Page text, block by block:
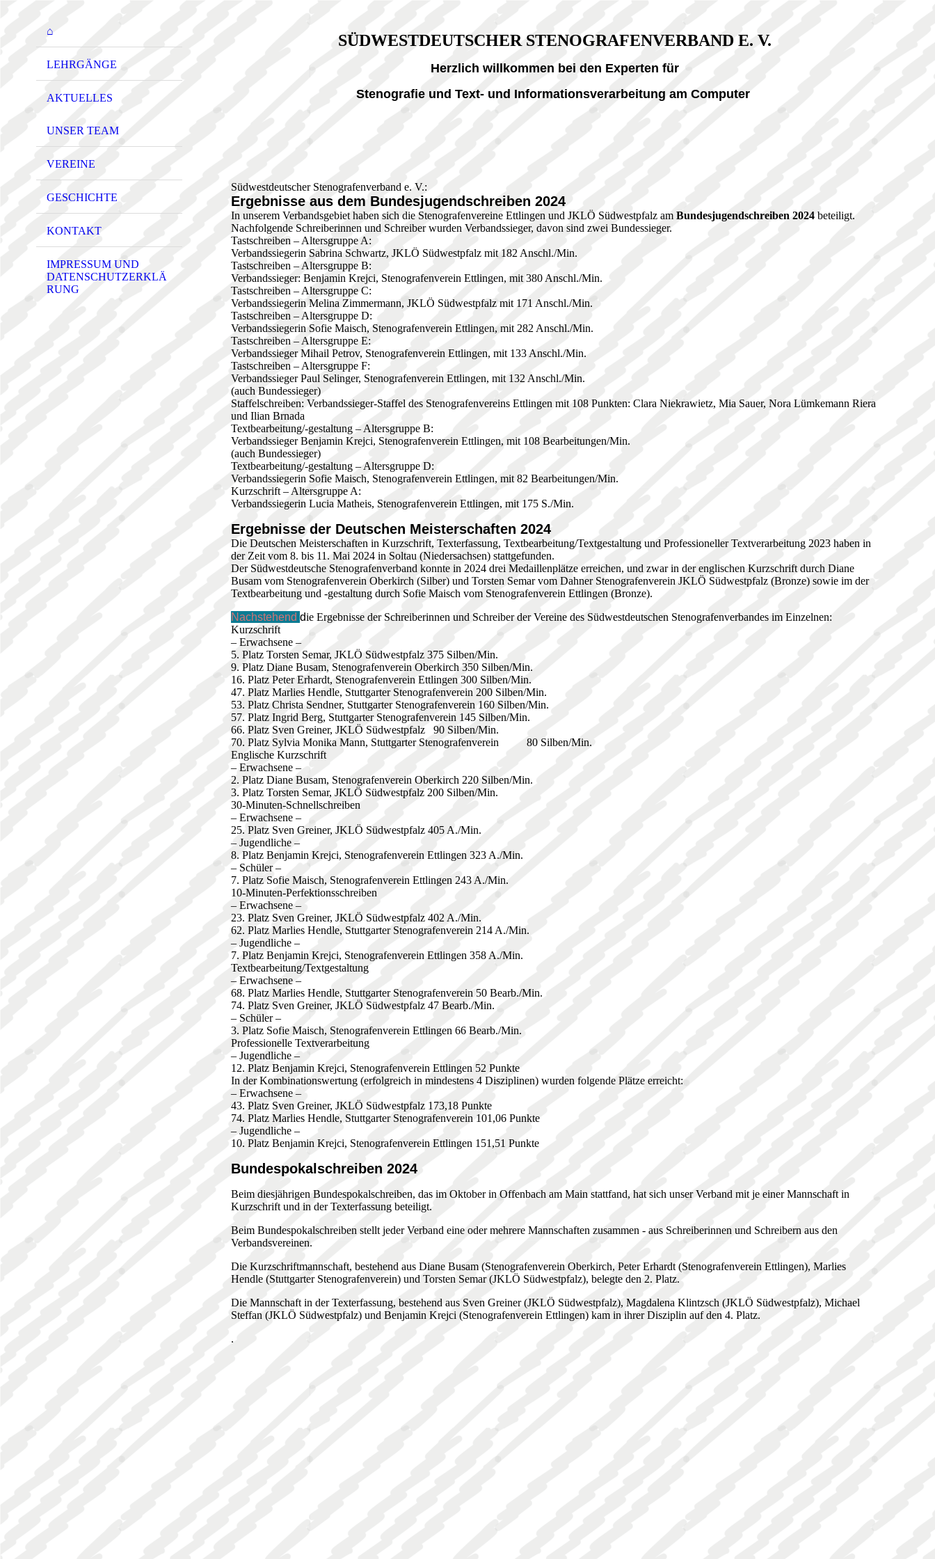
⌂
LEHRGÄNGE
AKTUELLES
UNSER TEAM
VEREINE
GESCHICHTE
KONTAKT
IMPRESSUM UND
DATENSCHUTZERKLÄ
RUNG
SÜDWESTDEUTSCHER STENOGRAFENVERBAND E. V.
Herzlich willkommen bei den Experten für
Stenografie und Text- und Informationsverarbeitung am Computer
Südwestdeutscher Stenografenverband e. V.:
Ergebnisse aus dem Bundesjugendschreiben 2024
In unserem Verbandsgebiet haben sich die Stenografenvereine Ettlingen und JKLÖ Südwestpfalz am Bundesjugendschreiben 2024 beteiligt.
Nachfolgende Schreiberinnen und Schreiber wurden Verbandssieger, davon sind zwei Bundessieger.
Tastschreiben – Altersgruppe A:
Verbandssiegerin Sabrina Schwartz, JKLÖ Südwestpfalz mit 182 Anschl./Min.
Tastschreiben – Altersgruppe B:
Verbandssieger: Benjamin Krejci, Stenografenverein Ettlingen, mit 380 Anschl./Min.
Tastschreiben – Altersgruppe C:
Verbandssiegerin Melina Zimmermann, JKLÖ Südwestpfalz mit 171 Anschl./Min.
Tastschreiben – Altersgruppe D:
Verbandssiegerin Sofie Maisch, Stenografenverein Ettlingen, mit 282 Anschl./Min.
Tastschreiben – Altersgruppe E:
Verbandssieger Mihail Petrov, Stenografenverein Ettlingen, mit 133 Anschl./Min.
Tastschreiben – Altersgruppe F:
Verbandssieger Paul Selinger, Stenografenverein Ettlingen, mit 132 Anschl./Min.
(auch Bundessieger)
Staffelschreiben: Verbandssieger-Staffel des Stenografenvereins Ettlingen mit 108 Punkten: Clara Niekrawietz, Mia Sauer, Nora Lümkemann Riera
und Ilian Brnada
Textbearbeitung/-gestaltung – Altersgruppe B:
Verbandssieger Benjamin Krejci, Stenografenverein Ettlingen, mit 108 Bearbeitungen/Min.
(auch Bundessieger)
Textbearbeitung/-gestaltung – Altersgruppe D:
Verbandssiegerin Sofie Maisch, Stenografenverein Ettlingen, mit 82 Bearbeitungen/Min.
Kurzschrift – Altersgruppe A:
Verbandssiegerin Lucia Matheis, Stenografenverein Ettlingen, mit 175 S./Min.
Ergebnisse der Deutschen Meisterschaften 2024
Die Deutschen Meisterschaften in Kurzschrift, Texterfassung, Textbearbeitung/Textgestaltung und Professioneller Textverarbeitung 2023 haben in
der Zeit vom 8. bis 11. Mai 2024 in Soltau (Niedersachsen) stattgefunden.
Der Südwestdeutsche Stenografenverband konnte in 2024 drei Medaillenplätze erreichen, und zwar in der englischen Kurzschrift durch Diane
Busam vom Stenografenverein Oberkirch (Silber) und Torsten Semar vom Dahner Stenografenverein JKLÖ Südwestpfalz (Bronze) sowie im der
Textbearbeitung und -gestaltung durch Sofie Maisch vom Stenografenverein Ettlingen (Bronze).
Nachstehend die Ergebnisse der Schreiberinnen und Schreiber der Vereine des Südwestdeutschen Stenografenverbandes im Einzelnen:
Kurzschrift
– Erwachsene –
5. Platz Torsten Semar, JKLÖ Südwestpfalz 375 Silben/Min.
9. Platz Diane Busam, Stenografenverein Oberkirch 350 Silben/Min.
16. Platz Peter Erhardt, Stenografenverein Ettlingen 300 Silben/Min.
47. Platz Marlies Hendle, Stuttgarter Stenografenverein 200 Silben/Min.
53. Platz Christa Sendner, Stuttgarter Stenografenverein 160 Silben/Min.
57. Platz Ingrid Berg, Stuttgarter Stenografenverein 145 Silben/Min.
66. Platz Sven Greiner, JKLÖ Südwestpfalz 90 Silben/Min.
70. Platz Sylvia Monika Mann, Stuttgarter Stenografenverein 80 Silben/Min.
Englische Kurzschrift
– Erwachsene –
2. Platz Diane Busam, Stenografenverein Oberkirch 220 Silben/Min.
3. Platz Torsten Semar, JKLÖ Südwestpfalz 200 Silben/Min.
30-Minuten-Schnellschreiben
– Erwachsene –
25. Platz Sven Greiner, JKLÖ Südwestpfalz 405 A./Min.
– Jugendliche –
8. Platz Benjamin Krejci, Stenografenverein Ettlingen 323 A./Min.
– Schüler –
7. Platz Sofie Maisch, Stenografenverein Ettlingen 243 A./Min.
10-Minuten-Perfektionsschreiben
– Erwachsene –
23. Platz Sven Greiner, JKLÖ Südwestpfalz 402 A./Min.
62. Platz Marlies Hendle, Stuttgarter Stenografenverein 214 A./Min.
– Jugendliche –
7. Platz Benjamin Krejci, Stenografenverein Ettlingen 358 A./Min.
Textbearbeitung/Textgestaltung
– Erwachsene –
68. Platz Marlies Hendle, Stuttgarter Stenografenverein 50 Bearb./Min.
74. Platz Sven Greiner, JKLÖ Südwestpfalz 47 Bearb./Min.
– Schüler –
3. Platz Sofie Maisch, Stenografenverein Ettlingen 66 Bearb./Min.
Professionelle Textverarbeitung
– Jugendliche –
12. Platz Benjamin Krejci, Stenografenverein Ettlingen 52 Punkte
In der Kombinationswertung (erfolgreich in mindestens 4 Disziplinen) wurden folgende Plätze erreicht:
– Erwachsene –
43. Platz Sven Greiner, JKLÖ Südwestpfalz 173,18 Punkte
74. Platz Marlies Hendle, Stuttgarter Stenografenverein 101,06 Punkte
– Jugendliche –
10. Platz Benjamin Krejci, Stenografenverein Ettlingen 151,51 Punkte
Bundespokalschreiben 2024
Beim diesjährigen Bundespokalschreiben, das im Oktober in Offenbach am Main stattfand, hat sich unser Verband mit je einer Mannschaft in
Kurzschrift und in der Texterfassung beteiligt.
Beim Bundespokalschreiben stellt jeder Verband eine oder mehrere Mannschaften zusammen - aus Schreiberinnen und Schreibern aus den
Verbandsvereinen.
Die Kurzschriftmannschaft, bestehend aus Diane Busam (Stenografenverein Oberkirch, Peter Erhardt (Stenografenverein Ettlingen), Marlies
Hendle (Stuttgarter Stenografenverein) und Torsten Semar (JKLÖ Südwestpfalz), belegte den 2. Platz.
Die Mannschaft in der Texterfassung, bestehend aus Sven Greiner (JKLÖ Südwestpfalz), Magdalena Klintzsch (JKLÖ Südwestpfalz), Michael
Steffan (JKLÖ Südwestpfalz) und Benjamin Krejci (Stenografenverein Ettlingen) kam in ihrer Disziplin auf den 4. Platz.
.